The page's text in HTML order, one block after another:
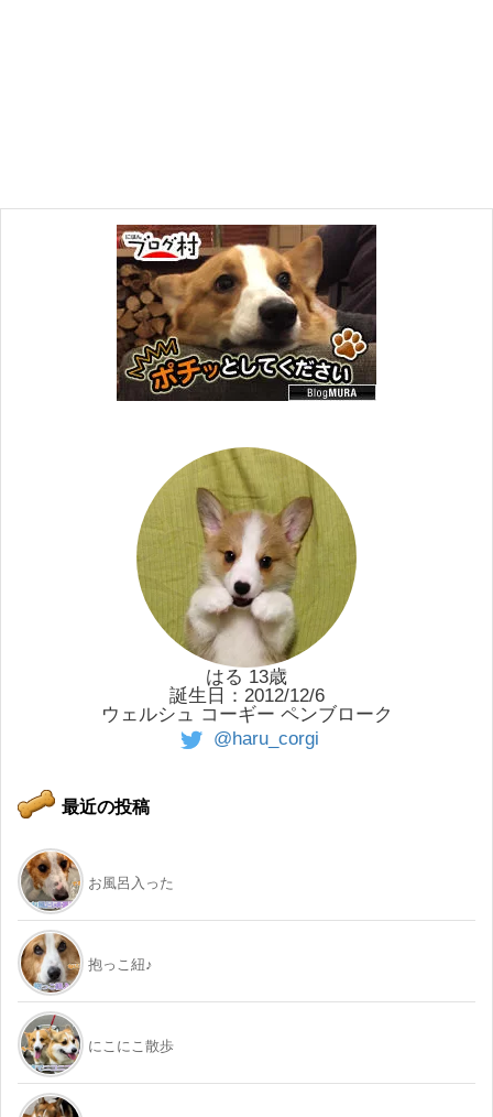
はる 13歳
誕生日：2012/12/6
ウェルシュ コーギー ペンブローク
@haru_corgi
最近の投稿
お風呂入った
抱っこ紐♪
にこにこ散歩